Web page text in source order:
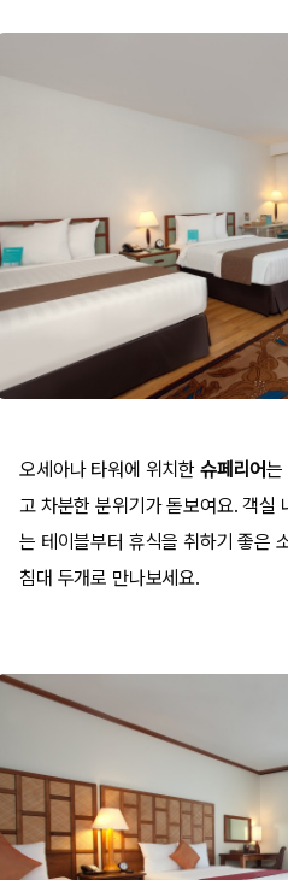
오세아나 타워에 위치한 슈페리어는
고 차분한 분위기가 돋보여요. 객실
는 테이블부터 휴식을 취하기 좋은
침대 두개로 만나보세요.